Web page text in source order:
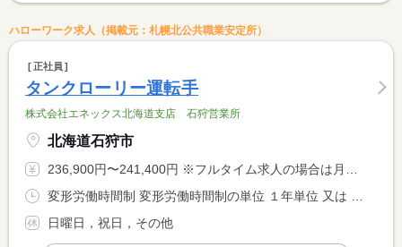
ハローワーク求人（掲載元：札幌北公共職業安定所）
正社員
タンクローリー運転手
株式会社エネックス北海道支店 石狩営業所
北海道石狩市
236,900円〜241,400円 ※フルタイム求人の場合は月額（換算額）、パート求人の場合は時間額を表示しています。
日曜日，祝日，その他